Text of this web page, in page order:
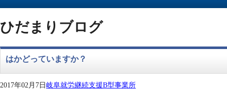
ひだまりブログ
はかどっていますか？
2017年02月7日岐阜就労継続支援B型事業所